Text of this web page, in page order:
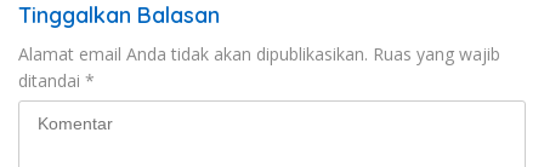
Tinggalkan Balasan
Alamat email Anda tidak akan dipublikasikan. Ruas yang wajib
ditandai *